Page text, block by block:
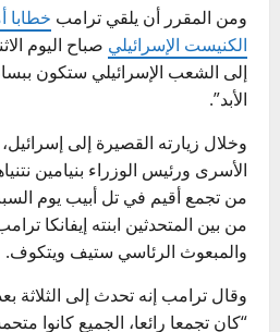
ومن المقرر أن يلقي ترامب خطابا
الكنيست الإسرائيلي صباح اليوم
إلى الشعب الإسرائيلي ستكون
الأبد”.
وخلال زيارته القصيرة إلى
الأسرى ورئيس الوزراء بنيامين
من تجمع أقيم في تل أبيب يوم
من بين المتحدثين ابنته إيفانكا
والمبعوث الرئاسي ستيف ويتكوف.
وقال ترامب إنه تحدث إلى الثلاثة
“كان تجمعا رائعا، الجميع كانوا